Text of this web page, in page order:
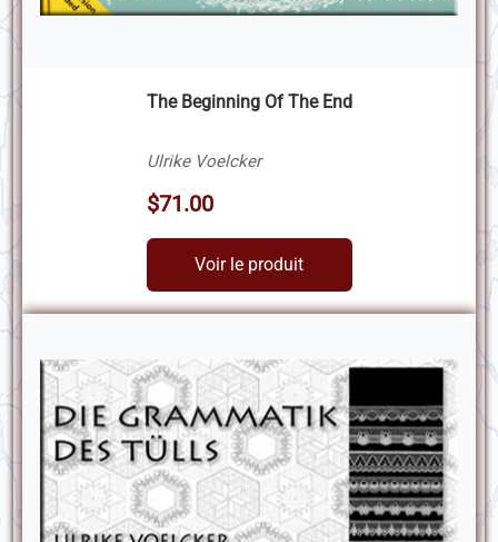
The Beginning Of The End
Ulrike Voelcker
$71.00
Voir le produit